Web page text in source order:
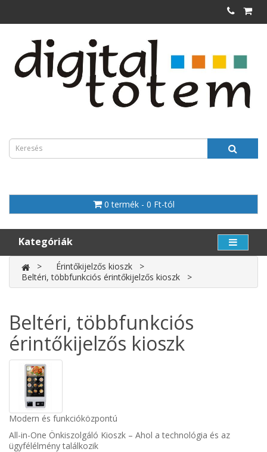
0 termék - 0 Ft-tól
Kategóriák
Érintőkijelzős kioszk
Beltéri, többfunkciós érintőkijelzős kioszk
Beltéri, többfunkciós
érintőkijelzős kioszk
Modern és funkcióközpontú
All-in-One Önkiszolgáló Kioszk – Ahol a technológia és az
ügyfélélmény találkozik